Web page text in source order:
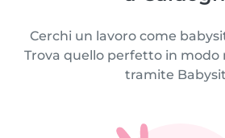
Cerchi un lavoro come
Trova quello perfetto in modo
tramite